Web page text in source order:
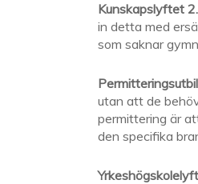
Kunskapslyftet
in detta med
som saknar
utan att de
permittering är
den specifika